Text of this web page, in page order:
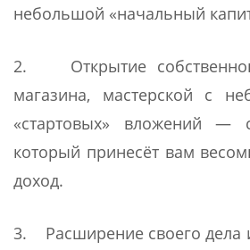
небольшой «начальный
2. Открытие
магазина, мастерской с
«стартовых» вложений —
который принесёт вам
доход.
3. Расширение своего дела